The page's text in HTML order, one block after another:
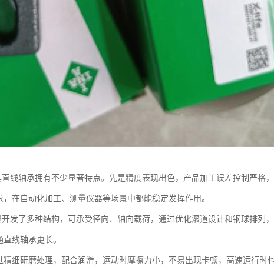
线轴承拥有不少显著特点。先是精度表现出色，产品加工误差控制严格
在自动化加工、测量仪器等场景中都能稳定发挥作用。
发了多种结构，可承受径向、轴向载荷，通过优化滚道设计和钢球排列，
线轴承更长。
细研磨处理，配合润滑，运动时摩擦力小，不易出现卡顿，高速运行时